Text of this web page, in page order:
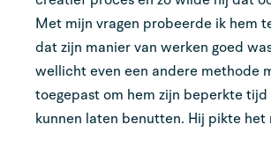
Met mijn vragen probeerde ik hem
dat zijn manier van werken goed
wellicht even een andere methode
toegepast om hem zijn beperkte tijd
kunnen laten benutten. Hij pikte het